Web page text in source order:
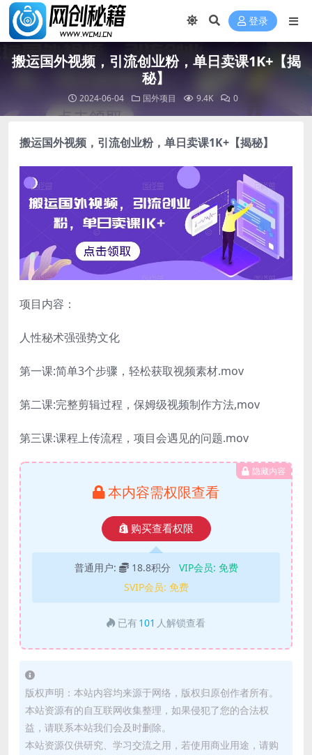
登录
搬运国外视频，引流创业粉，单日卖课1K+【揭
秘】
2024-06-04 国外项目 9.4K 0
搬运国外视频， 引流创业粉，单日卖课1K+【揭秘】
项目内容：
人性秘术强强势文化
第一课:简单3个步骤，轻松获取视频素材.mov
第二课:完整剪辑过程，保姆级视频制作方法,mov
第三课:课程上传流程，项目会遇见的问题.mov
隐藏内容
本内容需权限查看
购买查看权限
普通用户: 18.8积分 VIP会员: 免费
SVIP会员: 免费
已有 101 人解锁查看
版权声明：本站内容均来源于网络，版权归原创作者所有。
本站资源有的自互联网收集整理，如果侵犯了您的合法权
益，请联系本站我们会及时删除。
本站资源仅供研究、学习交流之用，若使用商业用途，请购